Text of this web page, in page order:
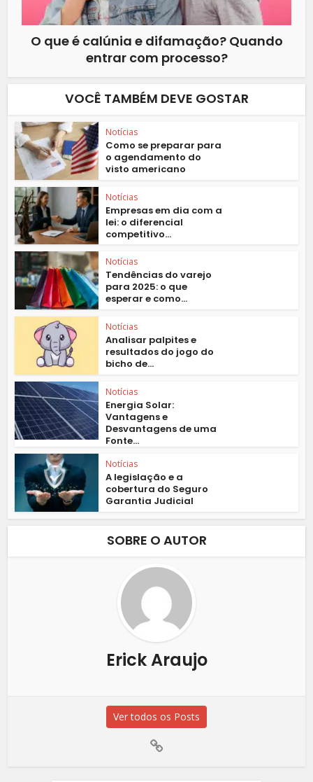
O que é calúnia e difamação? Quando
entrar com processo?
VOCÊ TAMBÉM DEVE GOSTAR
Notícias
Como se preparar para
o agendamento do
visto americano
Notícias
Empresas em dia com a
lei: o diferencial
competitivo...
Notícias
Tendências do varejo
para 2025: o que
esperar e como...
Notícias
Analisar palpites e
resultados do jogo do
bicho de...
Notícias
Energia Solar:
Vantagens e
Desvantagens de uma
Fonte...
Notícias
A legislação e a
cobertura do Seguro
Garantia Judicial
SOBRE O AUTOR
Erick Araujo
Ver todos os Posts